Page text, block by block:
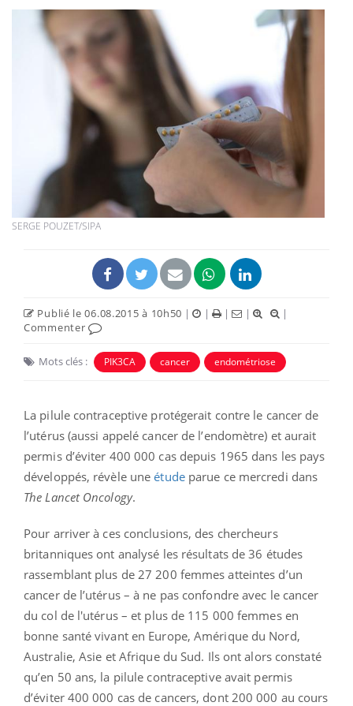
SERGE POUZET/SIPA
Publié le 06.08.2015 à 10h50 | | | |
|
Commenter
Mots clés : PIK3CA cancer endométriose
La pilule contraceptive protégerait contre le cancer de
l’utérus (aussi appelé cancer de l’endomètre) et aurait
permis d’éviter 400 000 cas depuis 1965 dans les pays
développés, révèle uneétudeparue ce mercredi dans
The Lancet Oncology.
Pour arriver à ces conclusions, des chercheurs
britanniques ont analysé les résultats de 36 études
rassemblant plus de 27 200 femmes atteintes d’un
cancer de l’utérus – à ne pas confondre avec le cancer
du col de l'utérus – et plus de 115 000 femmes en
bonne santé vivant en Europe, Amérique du Nord,
Australie, Asie et Afrique du Sud. Ils ont alors constaté
qu’en 50 ans, la pilule contraceptive avait permis
d’éviter 400 000 cas de cancers, dont 200 000 au cours